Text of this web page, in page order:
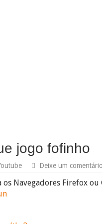
jogo fofinho
Deixe um comentário
Navegadores Firefox ou